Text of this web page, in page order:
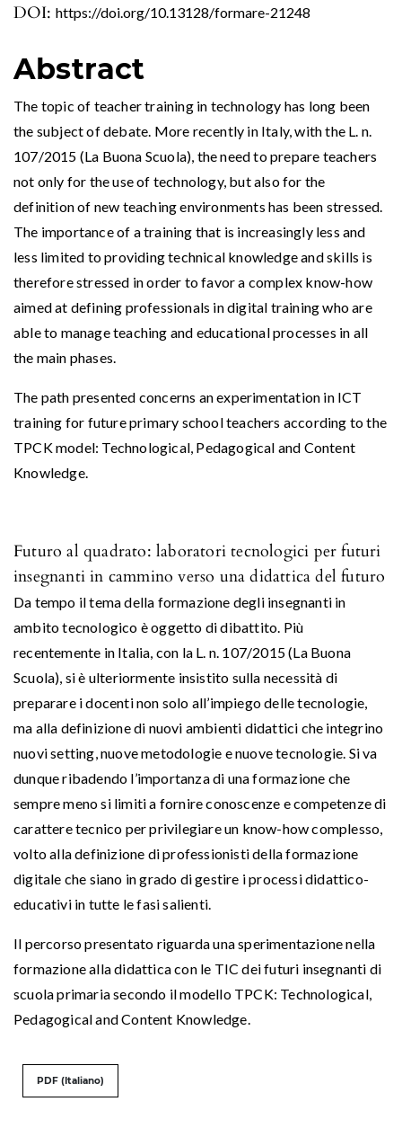
DOI: https://doi.org/10.13128/formare-21248
Abstract
The topic of teacher training in technology has long been
the subject of debate. More recently in Italy, with the L. n.
107/2015 (La Buona Scuola), the need to prepare teachers
not only for the use of technology, but also for the
definition of new teaching environments has been stressed.
The importance of a training that is increasingly less and
less limited to providing technical knowledge and skills is
therefore stressed in order to favor a complex know-how
aimed at defining professionals in digital training who are
able to manage teaching and educational processes in all
the main phases.
The path presented concerns an experimentation in ICT
training for future primary school teachers according to the
TPCK model: Technological, Pedagogical and Content
Knowledge.
Futuro al quadrato: laboratori tecnologici per futuri
insegnanti in cammino verso una didattica del futuro
Da tempo il tema della formazione degli insegnanti in
ambito tecnologico è oggetto di dibattito. Più
recentemente in Italia, con la L. n. 107/2015 (La Buona
Scuola), si è ulteriormente insistito sulla necessità di
preparare i docenti non solo all’impiego delle tecnologie,
ma alla definizione di nuovi ambienti didattici che integrino
nuovi setting, nuove metodologie e nuove tecnologie. Si va
dunque ribadendo l’importanza di una formazione che
sempre meno si limiti a fornire conoscenze e competenze di
carattere tecnico per privilegiare un know-how complesso,
volto alla definizione di professionisti della formazione
digitale che siano in grado di gestire i processi didattico-
educativi in tutte le fasi salienti.
Il percorso presentato riguarda una sperimentazione nella
formazione alla didattica con le TIC dei futuri insegnanti di
scuola primaria secondo il modello TPCK: Technological,
Pedagogical and Content Knowledge.
PDF (Italiano)